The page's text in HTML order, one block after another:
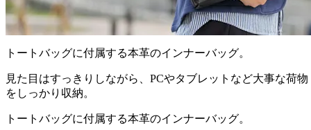
トートバッグに付属する本革のインナーバッグ。
見た目はすっきりしながら、PCやタブレットなど大事な荷物
をしっかり収納。
トートバッグに付属する本革のインナーバッグ。